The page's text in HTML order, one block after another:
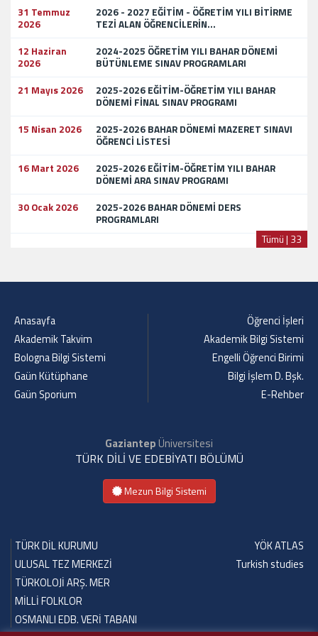
31 Temmuz
2026
2026 - 2027 EĞİTİM - ÖĞRETİM YILI BİTİRME
TEZİ ALAN ÖĞRENCİLERİN...
12 Haziran
2026
2024-2025 ÖĞRETİM YILI BAHAR DÖNEMİ
BÜTÜNLEME SINAV PROGRAMLARI
21 Mayıs 2026
2025-2026 EĞİTİM-ÖĞRETİM YILI BAHAR
DÖNEMİ FİNAL SINAV PROGRAMI
15 Nisan 2026
2025-2026 BAHAR DÖNEMİ MAZERET SINAVI
ÖĞRENCİ LİSTESİ
16 Mart 2026
2025-2026 EĞİTİM-ÖĞRETİM YILI BAHAR
DÖNEMİ ARA SINAV PROGRAMI
30 Ocak 2026
2025-2026 BAHAR DÖNEMİ DERS
PROGRAMLARI
Tümü | 33
Anasayfa
Akademik Takvim
Bologna Bilgi Sistemi
Gaün Kütüphane
Gaün Sporium
Öğrenci İşleri
Akademik Bilgi Sistemi
Engelli Öğrenci Birimi
Bilgi İşlem D. Bşk.
E-Rehber
GaziantepÜniversitesi
TÜRK DİLİ VE EDEBİYATI BÖLÜMÜ
Mezun Bilgi Sistemi
TÜRK DİL KURUMU
ULUSAL TEZ MERKEZİ
TÜRKOLOJİ ARŞ. MER
MİLLİ FOLKLOR
OSMANLI EDB. VERİ TABANI
YÖK ATLAS
Turkish studies